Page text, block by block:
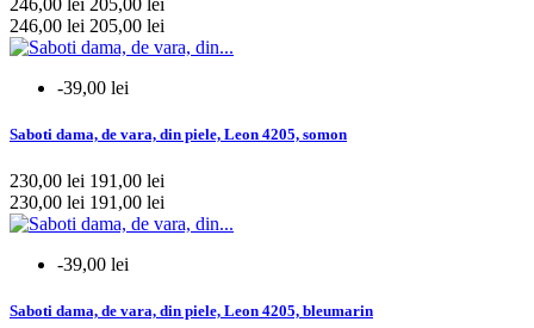
35 30
36 453
37 453
39 453
41 451
42 89
43 68
44 68
46 62
246,00 lei 205,00 lei
-39,00 lei
Saboti dama, de vara, din piele, Leon 4205, somon
230,00 lei 191,00 lei
230,00 lei 191,00 lei
-39,00 lei
Saboti dama, de vara, din piele, Leon 4205, bleumarin